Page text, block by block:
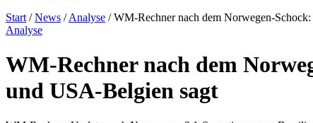
Start /News /Analyse /WM-Rechner nach dem Norwegen-
Analyse
WM-Rechner nach dem
und USA-Belgien sagt